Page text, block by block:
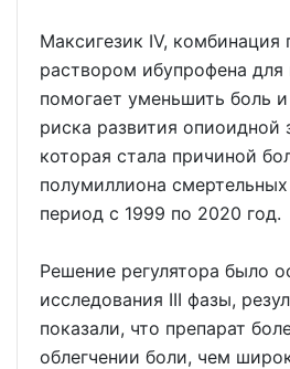
Максигезик IV, комбинация
раствором ибупрофена для
помогает уменьшить боль
риска развития опиоидной
которая стала причиной
полумиллиона
период с 1999 по 2020 год.
Решение регулятора было
исследования III фазы,
показали, что препарат
облегчении боли, чем